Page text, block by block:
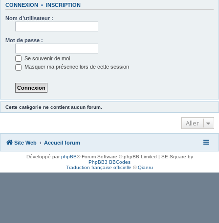
CONNEXION • INSCRIPTION
Nom d’utilisateur :
Mot de passe :
Se souvenir de moi
Masquer ma présence lors de cette session
Cette catégorie ne contient aucun forum.
Aller
Site Web Accueil forum
Développé parphpBB® Forum Software © phpBB Limited | SE Square by
PhpBB3 BBCodes
Traduction française officielle ©Qiaeru